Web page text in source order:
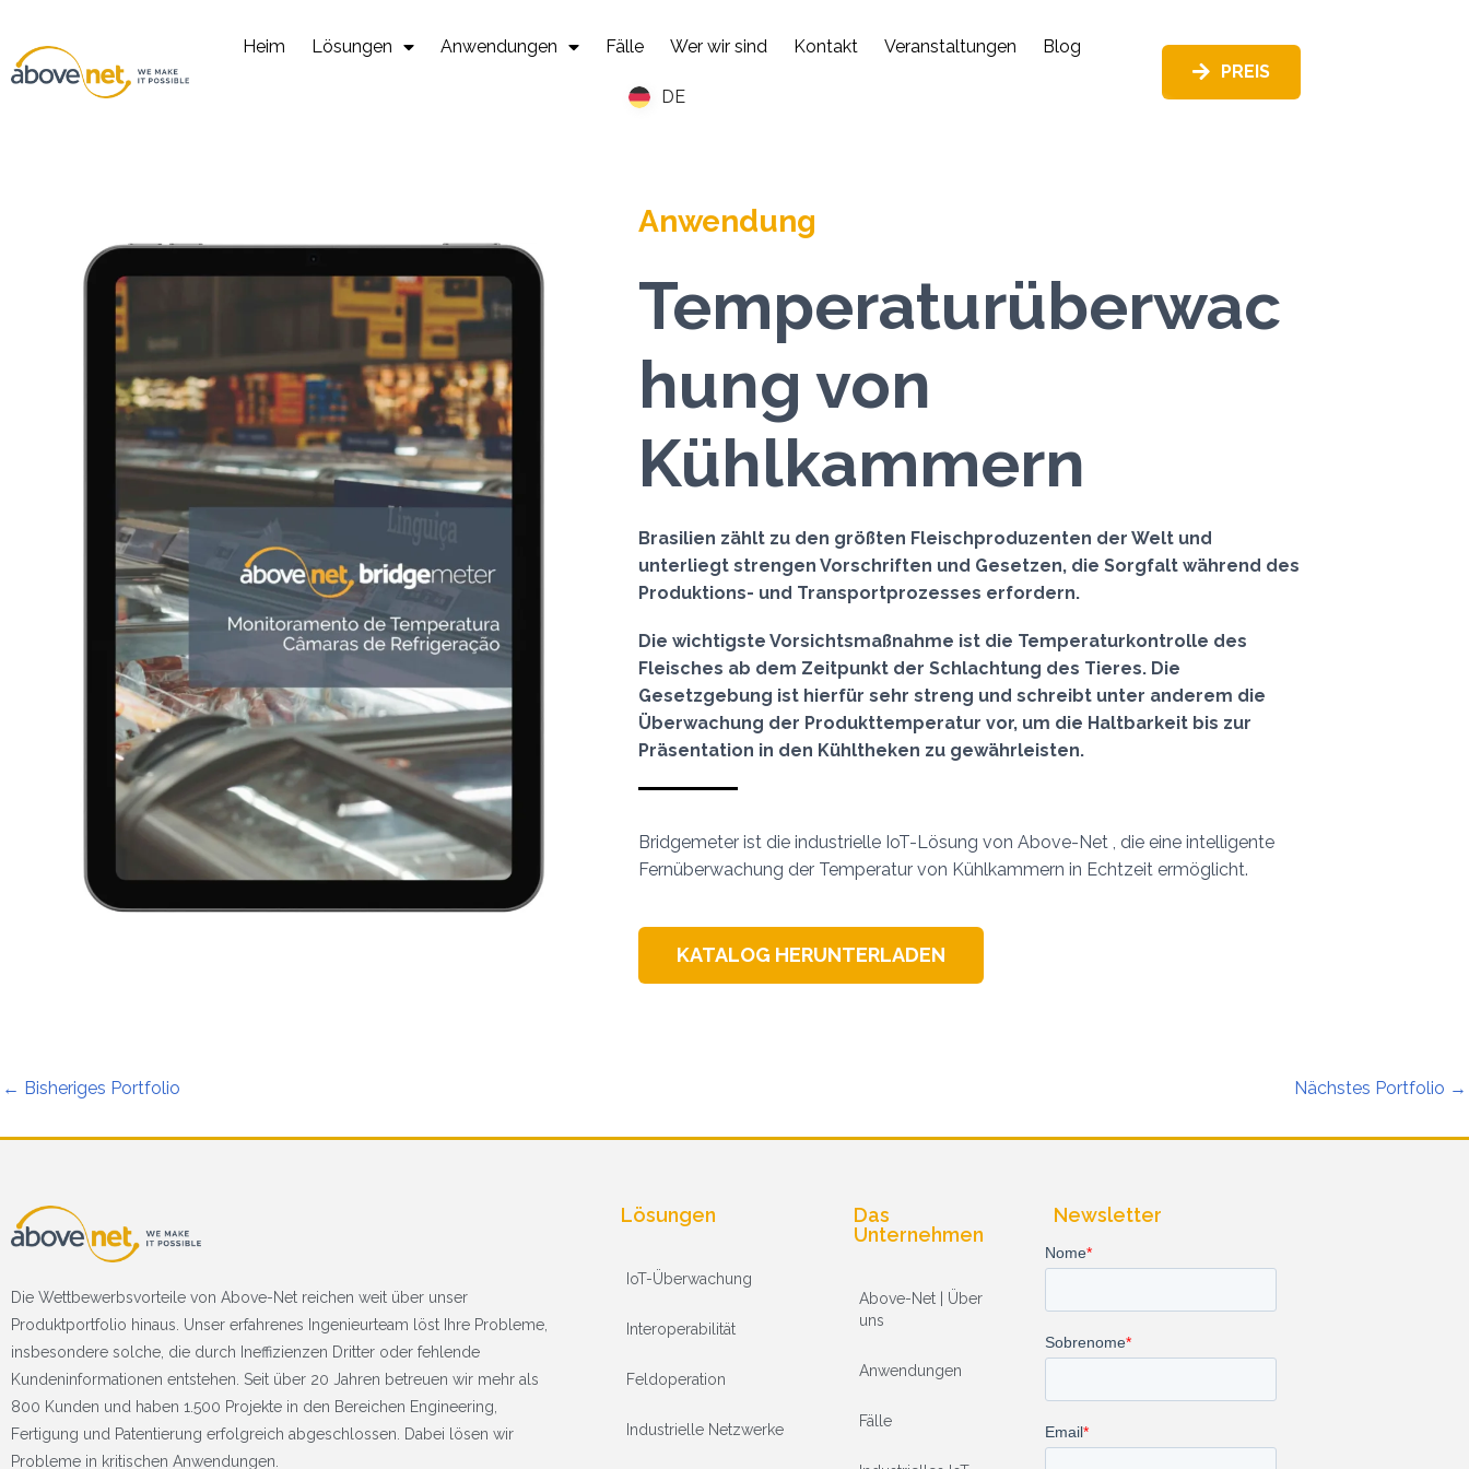
Heim Lösungen Anwendungen Fälle Wer wir sind Kontakt Veranstaltungen Blog
DE
PREIS
Anwendung
Temperaturüberwac
hung von
Kühlkammern
Brasilien zählt zu den größten Fleischproduzenten der Welt und
unterliegt strengen Vorschriften und Gesetzen, die Sorgfalt während des
Produktions- und Transportprozesses erfordern.
Die wichtigste Vorsichtsmaßnahme ist die Temperaturkontrolle des
Fleisches ab dem Zeitpunkt der Schlachtung des Tieres. Die
Gesetzgebung ist hierfür sehr streng und schreibt unter anderem die
Überwachung der Produkttemperatur vor, um die Haltbarkeit bis zur
Präsentation in den Kühltheken zu gewährleisten.
Bridgemeter ist die industrielle IoT-Lösung von Above-Net , die eine intelligente
Fernüberwachung der Temperatur von Kühlkammern in Echtzeit ermöglicht.
KATALOG HERUNTERLADEN
← Bisheriges Portfolio Nächstes Portfolio →
Die Wettbewerbsvorteile von Above-Net reichen weit über unser
Produktportfolio hinaus. Unser erfahrenes Ingenieurteam löst Ihre Probleme,
insbesondere solche, die durch Ineffizienzen Dritter oder fehlende
Kundeninformationen entstehen. Seit über 20 Jahren betreuen wir mehr als
800 Kunden und haben 1.500 Projekte in den Bereichen Engineering,
Fertigung und Patentierung erfolgreich abgeschlossen. Dabei lösen wir
Probleme in kritischen Anwendungen.
Lösungen
IoT-Überwachung
Interoperabilität
Feldoperation
Industrielle Netzwerke
Das
Unternehmen
Above-Net | Über
uns
Anwendungen
Fälle
Newsletter